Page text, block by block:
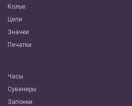
Колье
Цепи
Значки
Печатки
Часы
Сувениры
Запонки